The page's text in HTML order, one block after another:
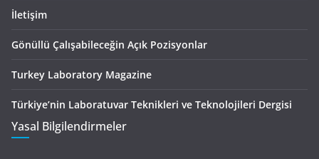
İletişim
Gönüllü Çalışabileceğin Açık Pozisyonlar
Turkey Laboratory Magazine
Türkiye’nin Laboratuvar Teknikleri ve Teknolojileri Dergisi
Yasal Bilgilendirmeler